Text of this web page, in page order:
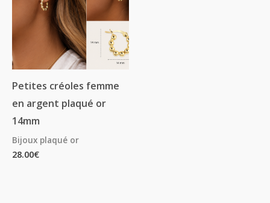
Petites créoles femme
en argent plaqué or
14mm
Bijoux plaqué or
28.00€